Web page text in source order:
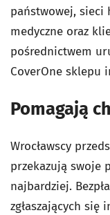
państwowej, sieci
medyczne oraz
pośrednictwem
CoverOne sklepu
Pomagają
Wrocławscy
przekazują swoje
najbardziej.
zgłaszających się